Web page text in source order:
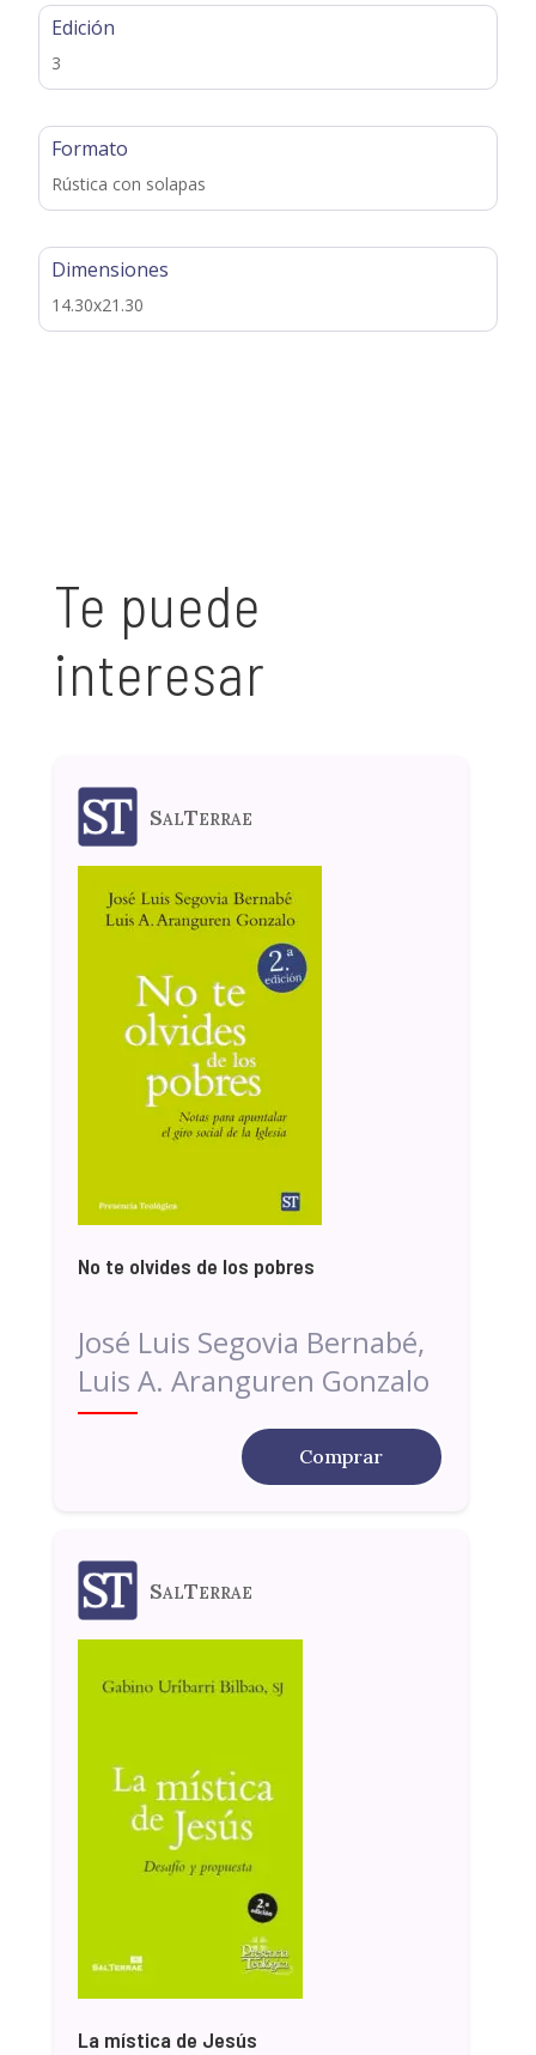
Edición
3
Formato
Rústica con solapas
Dimensiones
14.30x21.30
Te puede
interesar
SalTerrae
No te olvides de los pobres
José Luis Segovia Bernabé,
Luis A. Aranguren Gonzalo
Comprar
SalTerrae
La mística de Jesús